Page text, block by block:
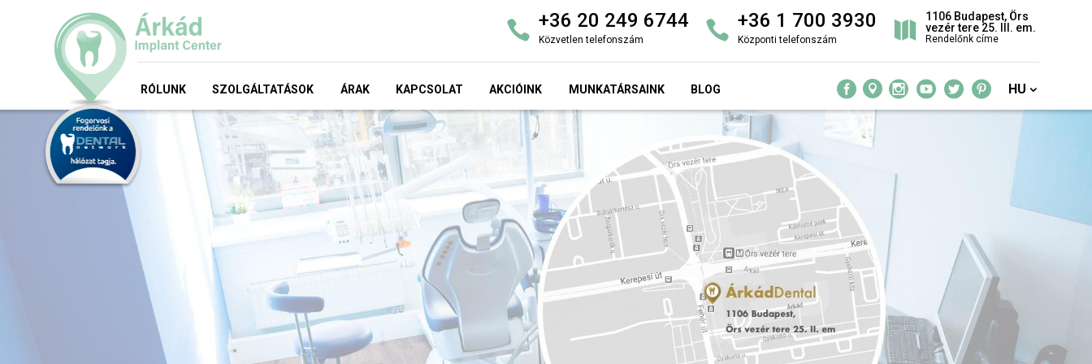
+36 20 249 6744
Közvetlen telefonszám
+36 1 700 3930
Központi telefonszám
1106 Budapest, Örs
vezér tere 25. III. em.
Rendelőnk címe
RÓLUNK SZOLGÁLTATÁSOK ÁRAK KAPCSOLAT AKCIÓINK MUNKATÁRSAINK BLOG HU